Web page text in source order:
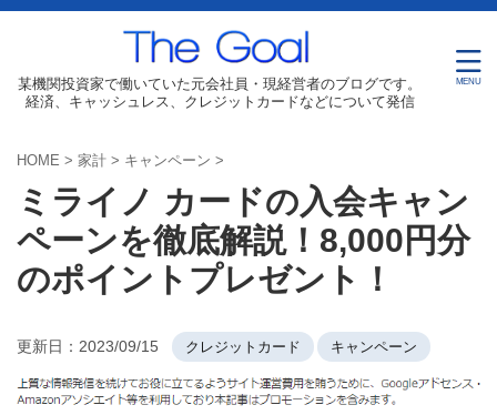
某機関投資家で働いていた元会社員・現経営者のブログです。
経済、キャッシュレス、クレジットカードなどについて発信
HOME > 家計 > キャンペーン >
ミライノ カードの入会キャン
ペーンを徹底解説！8,000円分
のポイントプレゼント！
更新日： 2023/09/15 クレジットカード キャンペーン